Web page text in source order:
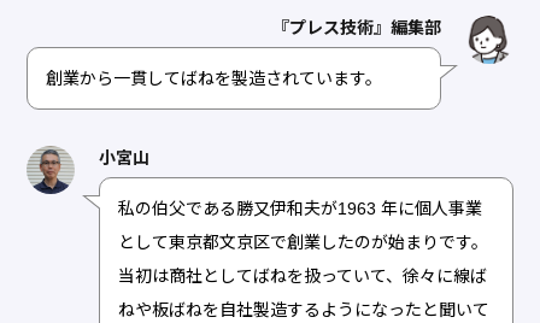
『プレス技術』編集部
創業から一貫してばねを製造されています。
小宮山
私の伯父である勝又伊和夫が1963 年に個人事業
として東京都文京区で創業したのが始まりです。
当初は商社としてばねを扱っていて、徐々に線ば
ねや板ばねを自社製造するようになったと聞いて